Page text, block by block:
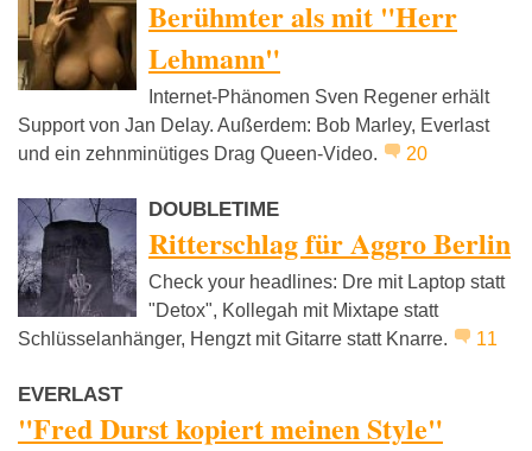
Berühmter als mit "Herr
Lehmann"
Internet-Phänomen Sven Regener erhält
Support von Jan Delay. Außerdem: Bob Marley, Everlast
und ein zehnminütiges Drag Queen-Video.
20
DOUBLETIME
Ritterschlag für Aggro Berlin
Check your headlines: Dre mit Laptop statt
"Detox", Kollegah mit Mixtape statt
Schlüsselanhänger, Hengzt mit Gitarre statt Knarre.
11
EVERLAST
"Fred Durst kopiert meinen Style"